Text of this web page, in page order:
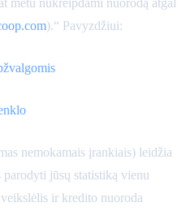
).“ Pavyzdžiui:
nemokamais įrankiais) leidžia
jūsų statistiką vienu
ir kredito nuoroda